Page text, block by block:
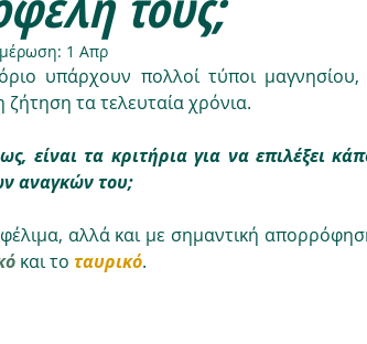
1 Απρ
υπάρχουν πολλοί τύποι
ζήτηση τα τελευταία χρόνια.
είναι τα κριτήρια για να επιλέξει
αναγκών του;
αλλά και με σημαντική
και το ταυρικό.